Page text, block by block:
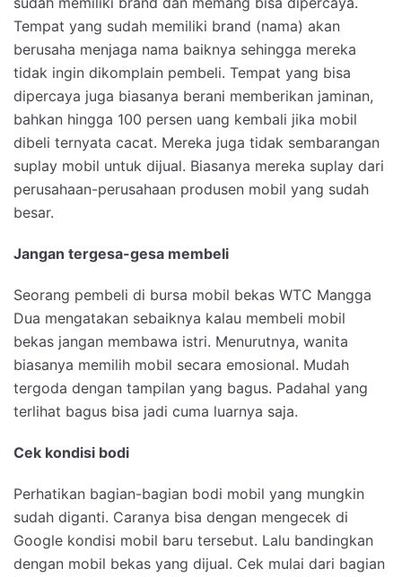
Tempat yang sudah memiliki brand (nama) akan
berusaha menjaga nama baiknya sehingga mereka
tidak ingin dikomplain pembeli. Tempat yang bisa
dipercaya juga biasanya berani memberikan jaminan,
bahkan hingga 100 persen uang kembali jika mobil
dibeli ternyata cacat. Mereka juga tidak sembarangan
suplay mobil untuk dijual. Biasanya mereka suplay dari
perusahaan-perusahaan produsen mobil yang sudah
besar.
Jangan tergesa-gesa membeli
Seorang pembeli di bursa mobil bekas WTC Mangga
Dua mengatakan sebaiknya kalau membeli mobil
bekas jangan membawa istri. Menurutnya, wanita
biasanya memilih mobil secara emosional. Mudah
tergoda dengan tampilan yang bagus. Padahal yang
terlihat bagus bisa jadi cuma luarnya saja.
Cek kondisi bodi
Perhatikan bagian-bagian bodi mobil yang mungkin
sudah diganti. Caranya bisa dengan mengecek di
Google kondisi mobil baru tersebut. Lalu bandingkan
dengan mobil bekas yang dijual. Cek mulai dari bagian